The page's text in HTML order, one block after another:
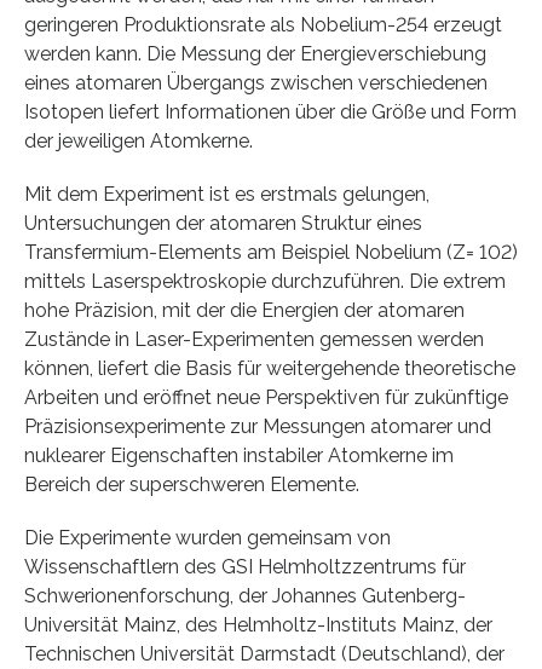
geringeren Produktionsrate als Nobelium-254 erzeugt
werden kann. Die Messung der Energieverschiebung
eines atomaren Übergangs zwischen verschiedenen
Isotopen liefert Informationen über die Größe und Form
der jeweiligen Atomkerne.
Mit dem Experiment ist es erstmals gelungen,
Untersuchungen der atomaren Struktur eines
Transfermium-Elements am Beispiel Nobelium (Z= 102)
mittels Laserspektroskopie durchzuführen. Die extrem
hohe Präzision, mit der die Energien der atomaren
Zustände in Laser-Experimenten gemessen werden
können, liefert die Basis für weitergehende theoretische
Arbeiten und eröffnet neue Perspektiven für zukünftige
Präzisionsexperimente zur Messungen atomarer und
nuklearer Eigenschaften instabiler Atomkerne im
Bereich der superschweren Elemente.
Die Experimente wurden gemeinsam von
Wissenschaftlern des GSI Helmholtzzentrums für
Schwerionenforschung, der Johannes Gutenberg-
Universität Mainz, des Helmholtz-Instituts Mainz, der
Technischen Universität Darmstadt (Deutschland), der